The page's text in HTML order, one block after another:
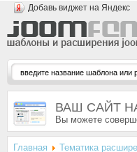
Добавь виджет на Яндекс
ВАШ САЙТ НА
Вы можете
Главная Тематика